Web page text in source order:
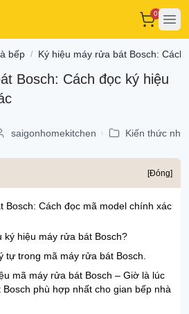
0
bếp / Ký hiệu máy rửa bát Bosch:
Bosch: Cách đọc ký hiệu
saigonhomekitchen | Kiến thức nhà
[Đóng]
Bosch: Cách đọc mã model chính xác
ký hiệu máy rửa bát Bosch?
tự trong mã máy rửa bát Bosch.
mã máy rửa bát Bosch – Giờ là lúc
phù hợp nhất cho gian bếp nhà